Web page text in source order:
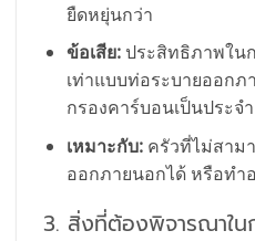
ยืดหยุ่นกว่า
ข้อเสีย:ประสิทธิภาพใน
เท่าแบบท่อระบายออกภ
กรองคาร์บอนเป็นประจ
เหมาะกับ:ครัวที่ไม่สาม
ออกภายนอกได้ หรือทำ
3. สิ่งที่ต้องพิจารณาใน